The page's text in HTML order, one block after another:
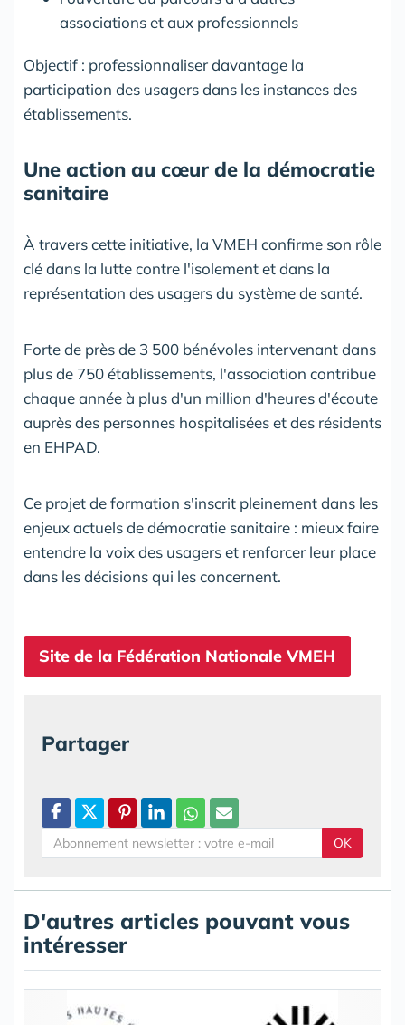
associations et aux professionnels
Objectif : professionnaliser davantage la
participation des usagers dans les instances des
établissements.
Une action au cœur de la démocratie
sanitaire
À travers cette initiative, la VMEH confirme son rôle
clé dans la lutte contre l'isolement et dans la
représentation des usagers du système de santé.
Forte de près de 3 500 bénévoles intervenant dans
plus de 750 établissements, l'association contribue
chaque année à plus d'un million d'heures d'écoute
auprès des personnes hospitalisées et des résidents
en EHPAD.
Ce projet de formation s'inscrit pleinement dans les
enjeux actuels de démocratie sanitaire : mieux faire
entendre la voix des usagers et renforcer leur place
dans les décisions qui les concernent.
Site de la Fédération Nationale VMEH
Partager
OK
D'autres articles pouvant vous
intéresser